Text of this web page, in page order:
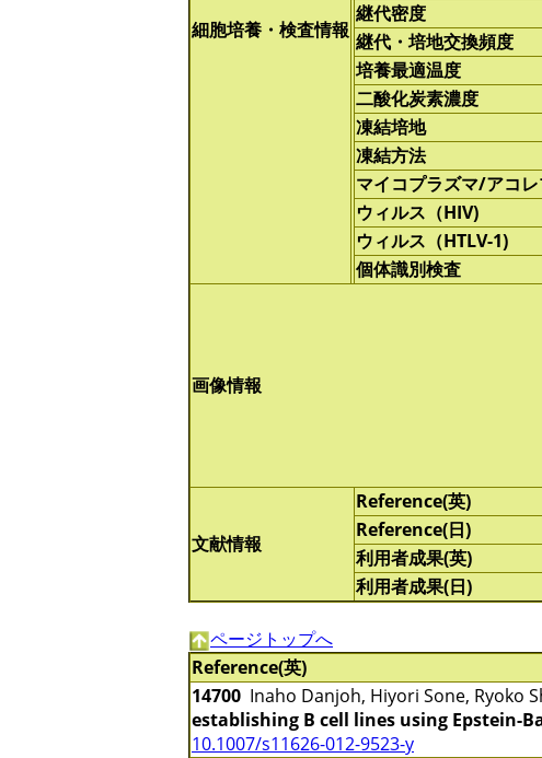
細胞培養・検査情報
継代密度
継代・培地交換頻度
培養最適温度
二酸化炭素濃度
凍結培地
凍結方法
マイコプラズマ/アコ
ウィルス（HIV)
ウィルス（HTLV-1)
個体識別検査
画像情報
文献情報
Reference(英)
Reference(日)
利用者成果(英)
利用者成果(日)
ページトップへ
Reference(英)
14700 Inaho Danjoh, Hiyori Sone, Ryoko
establishing B cell lines using Epstein-
10.1007/s11626-012-9523-y